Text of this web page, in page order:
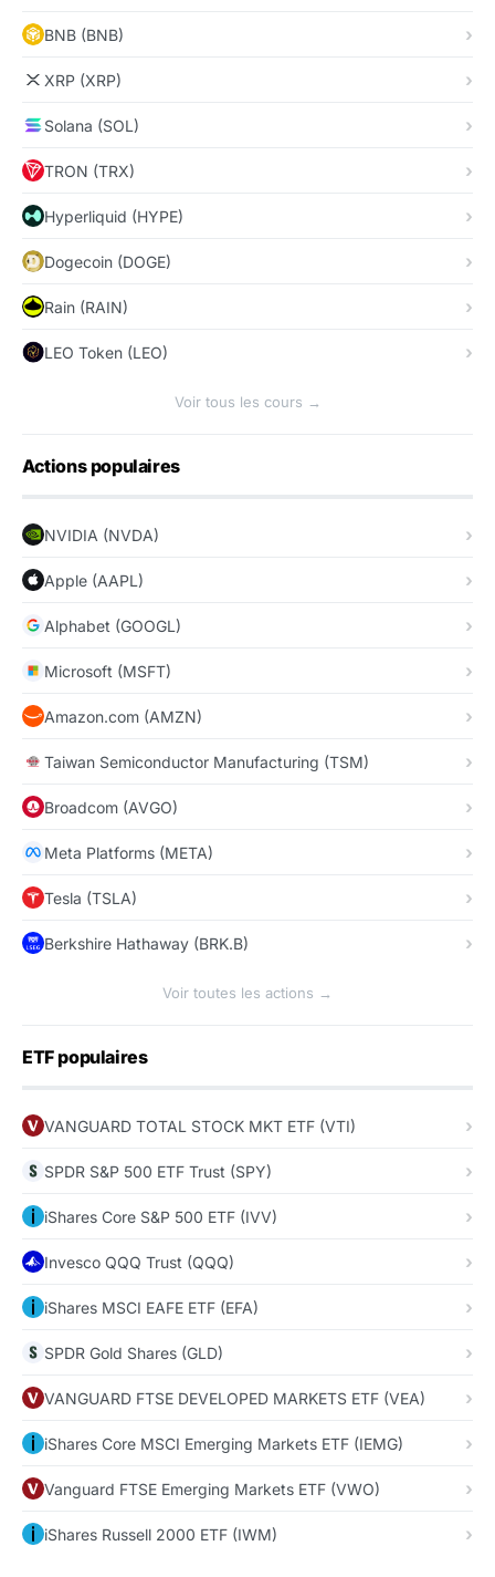
BNB (BNB)
XRP (XRP)
Solana (SOL)
TRON (TRX)
Hyperliquid (HYPE)
Dogecoin (DOGE)
Rain (RAIN)
LEO Token (LEO)
Voir tous les cours →
Actions populaires
NVIDIA (NVDA)
Apple (AAPL)
Alphabet (GOOGL)
Microsoft (MSFT)
Amazon.com (AMZN)
Taiwan Semiconductor Manufacturing (TSM)
Broadcom (AVGO)
Meta Platforms (META)
Tesla (TSLA)
Berkshire Hathaway (BRK.B)
Voir toutes les actions →
ETF populaires
VANGUARD TOTAL STOCK MKT ETF (VTI)
SPDR S&P 500 ETF Trust (SPY)
iShares Core S&P 500 ETF (IVV)
Invesco QQQ Trust (QQQ)
iShares MSCI EAFE ETF (EFA)
SPDR Gold Shares (GLD)
VANGUARD FTSE DEVELOPED MARKETS ETF (VEA)
iShares Core MSCI Emerging Markets ETF (IEMG)
Vanguard FTSE Emerging Markets ETF (VWO)
iShares Russell 2000 ETF (IWM)